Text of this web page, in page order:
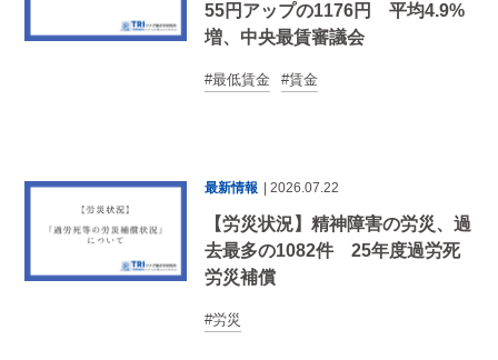
55円アップの1176円 平均4.9%
増、中央最賃審議会
最低賃金 賃金
最新情報 | 2026.07.22
【労災状況】精神障害の労災、過
去最多の1082件 25年度過労死
労災補償
労災